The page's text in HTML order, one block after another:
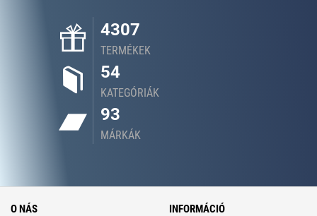
4307
TERMÉKEK
54
KATEGÓRIÁK
93
MÁRKÁK
O NÁS INFORMÁCIÓ